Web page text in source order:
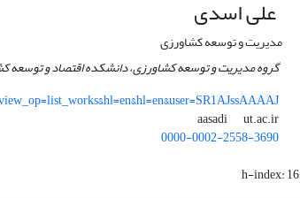
علی اسدی
مدیریت و توسعه کشاورزی
گروه مدیریت و توسعه کشاورزی، دانشکده اقتصاد و توسعه
aasadi
ut.ac.ir
0000-0002-2558-3690
h-index:16